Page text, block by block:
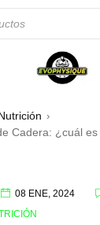
›
Cadera: ¿cuál
08 ENE, 2024